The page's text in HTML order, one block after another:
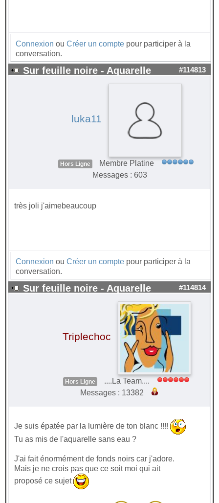
Connexion ou Créer un compte pour participer à la
conversation.
Sur feuille noire - Aquarelle #114813
luka11
Hors Ligne
Membre Platine
Messages : 603
très joli j'aimebeaucoup
Connexion ou Créer un compte pour participer à la
conversation.
Sur feuille noire - Aquarelle #114814
Triplechoc
Hors Ligne
....La Team....
Messages : 13382
Je suis épatée par la lumière de ton blanc !!!!
Tu as mis de l'aquarelle sans eau ?
J'ai fait énormément de fonds noirs car j'adore.
Mais je ne crois pas que ce soit moi qui ait
proposé ce sujet